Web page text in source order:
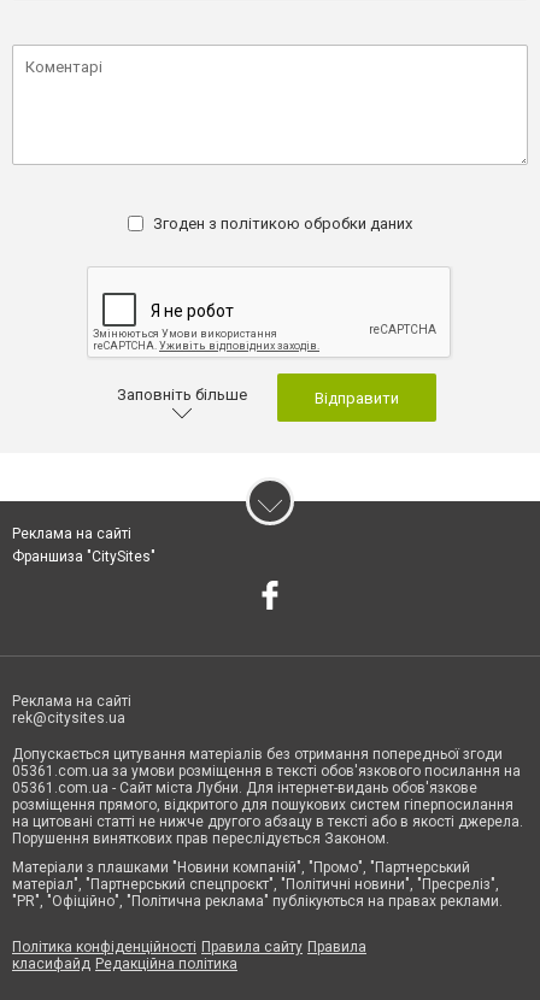
Згоден з політикою обробки даних
Заповніть більше Відправити
Реклама на сайті
Франшиза "CitySites"
Реклама на сайті
rek@citysites.ua
Допускається цитування матеріалів без отримання попередньої згоди
05361.com.ua за умови розміщення в тексті обов'язкового посилання на
05361.com.ua - Сайт міста Лубни. Для інтернет-видань обов'язкове
розміщення прямого, відкритого для пошукових систем гіперпосилання
на цитовані статті не нижче другого абзацу в тексті або в якості джерела.
Порушення виняткових прав переслідується Законом.
Матеріали з плашками "Новини компаній", "Промо", "Партнерський
матеріал", "Партнерський спецпроєкт", "Політичні новини", "Пресреліз",
"PR", "Офіційно", "Політична реклама" публікуються на правах реклами.
Політика конфіденційності Правила сайту Правила
класифайд Редакційна політика